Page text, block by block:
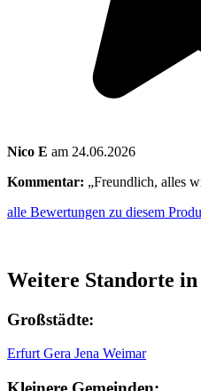
Nico E am 24.06.2026
Kommentar: „Freundlich, alles
alle Bewertungen zu diesem
Weitere Standorte
Großstädte:
Erfurt Gera Jena Weimar